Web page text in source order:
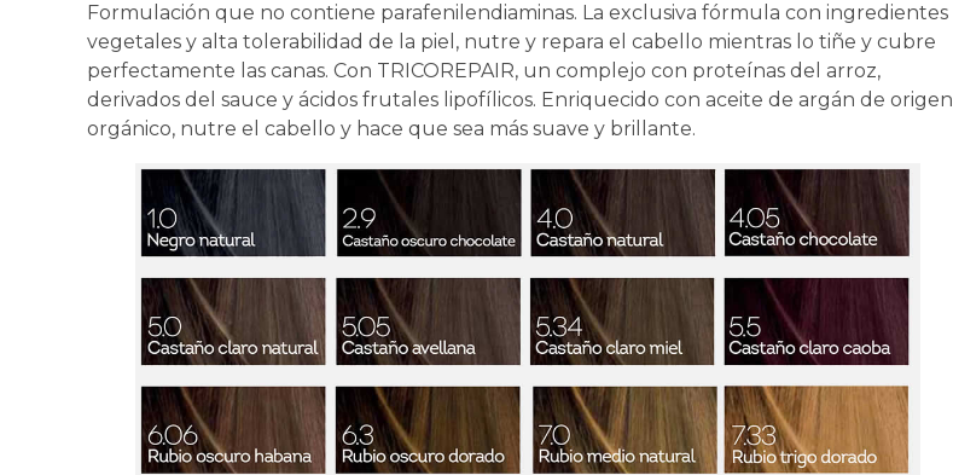
Formulación que no contiene parafenilendiaminas. La exclusiva fórmula con ingredientes
vegetales y alta tolerabilidad de la piel, nutre y repara el cabello mientras lo tiñe y cubre
perfectamente las canas. Con TRICOREPAIR, un complejo con proteínas del arroz,
derivados del sauce y ácidos frutales lipofílicos. Enriquecido con aceite de argán de origen
orgánico, nutre el cabello y hace que sea más suave y brillante.